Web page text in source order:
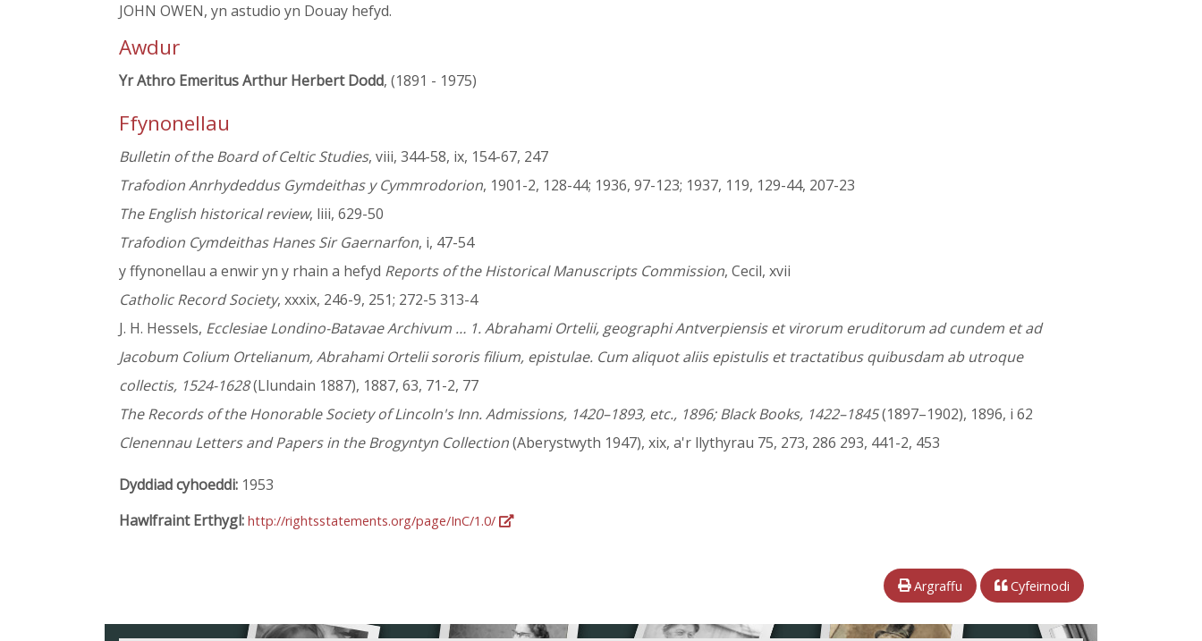
JOHN OWEN, yn astudio yn Douay hefyd.
Awdur
Yr Athro Emeritus Arthur Herbert Dodd, (1891 - 1975)
Ffynonellau
Bulletin of the Board of Celtic Studies, viii, 344-58, ix, 154-67, 247
Trafodion Anrhydeddus Gymdeithas y Cymmrodorion, 1901-2, 128-44; 1936, 97-123; 1937, 119, 129-44, 207-23
The English historical review, liii, 629-50
Trafodion Cymdeithas Hanes Sir Gaernarfon, i, 47-54
y ffynonellau a enwir yn y rhain a hefyd Reports of the Historical Manuscripts Commission, Cecil, xvii
Catholic Record Society, xxxix, 246-9, 251; 272-5 313-4
J. H. Hessels, Ecclesiae Londino-Batavae Archivum … 1. Abrahami Ortelii, geographi Antverpiensis et virorum eruditorum ad cundem et ad
Jacobum Colium Ortelianum, Abrahami Ortelii sororis filium, epistulae. Cum aliquot aliis epistulis et tractatibus quibusdam ab utroque
collectis, 1524-1628(Llundain 1887), 1887, 63, 71-2, 77
The Records of the Honorable Society of Lincoln's Inn. Admissions, 1420–1893, etc., 1896; Black Books, 1422–1845(1897–1902), 1896, i 62
Clenennau Letters and Papers in the Brogyntyn Collection(Aberystwyth 1947), xix, a'r llythyrau 75, 273, 286 293, 441-2, 453
Dyddiad cyhoeddi: 1953
Hawlfraint Erthygl: http://rightsstatements.org/page/InC/1.0/
Argraffu Cyfeirnodi